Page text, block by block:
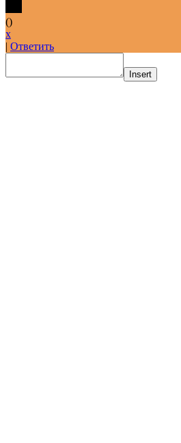
()
x
| Ответить
Insert